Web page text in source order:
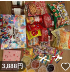
3,888円